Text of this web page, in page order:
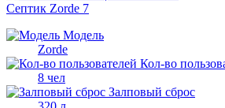
Септик Zorde 7
Модель
Zorde
Кол-во
8 чел
Залповый сброс